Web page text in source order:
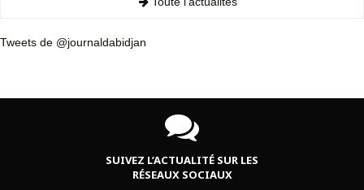
Tweets de @journaldabidjan
SUIVEZ L’ACTUALITÉ SUR LES
RÉSEAUX SOCIAUX